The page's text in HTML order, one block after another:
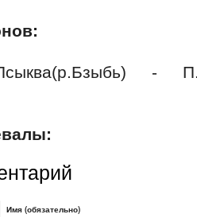
-
Имя (обязательно)